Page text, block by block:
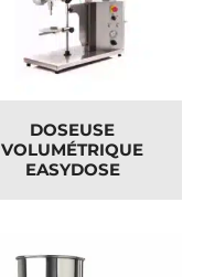
DOSEUSE
VOLUMÉTRIQUE
EASYDOSE